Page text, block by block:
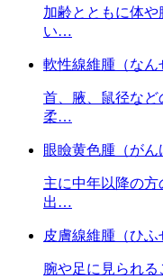
加齢とともに体
い…
軟性線維腫（な
首、腋、鼠径な
柔…
眼瞼黄色腫（がん
主に中年以降の
出…
皮膚線維腫（ひふ
腕や足に見られ